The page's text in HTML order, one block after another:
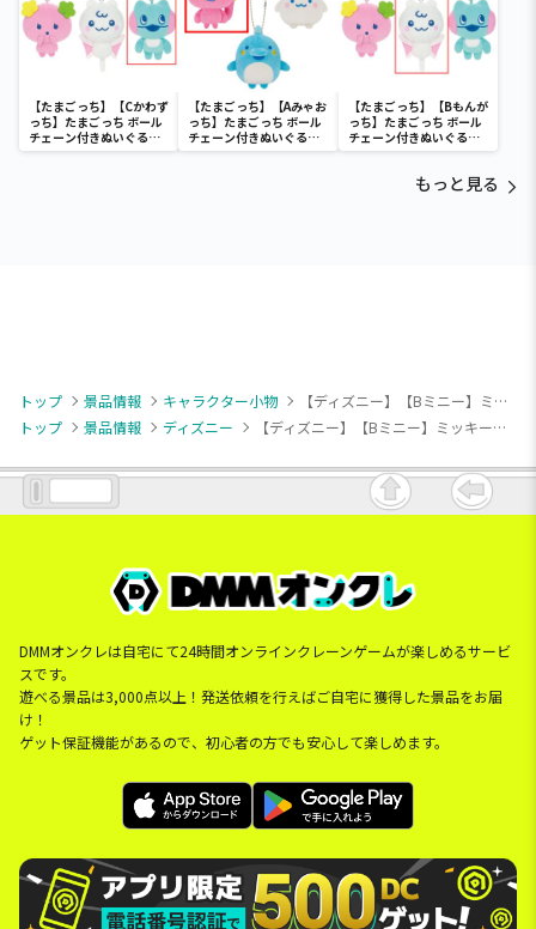
【たまごっち】【Cかわず
っち】たまごっち ボール
チェーン付きぬいぐるみ
～Tamagotchi
【たまごっち】【Aみゃお
っち】たまごっち ボール
チェーン付きぬいぐるみ
～Tamagotchi
【たまごっち】【Bもんが
っち】たまごっち ボール
チェーン付きぬいぐるみ
～Tamagotchi
もっと見る
トップ 景品情報 キャラクター小物
【ディズニー】【Bミニー】ミッキー＆フレンズ AOHARU トイレトロ マスコット
トップ
景品情報 ディズニー 【ディズニー】【Bミニー】ミッキー＆フレンズ AOHARU トイレトロ マスコット
DMMオンクレは自宅にて24時間オンラインクレーンゲームが楽しめるサービ
スです。
遊べる景品は3,000点以上！発送依頼を行えばご自宅に獲得した景品をお届
け！
ゲット保証機能があるので、初心者の方でも安心して楽しめます。